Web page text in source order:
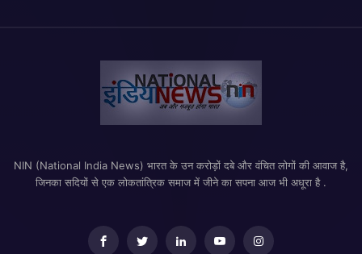
NIN (National India News) भारत के उन करोड़ों दबे और वंचित लोगों की आवाज है,
जिनका सदियों से एक लोकतांत्रिक समाज में जीने का सपना आज भी अधूरा है .